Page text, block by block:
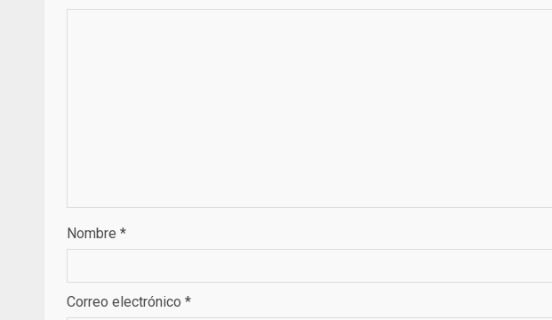
Nombre *
Correo electrónico *